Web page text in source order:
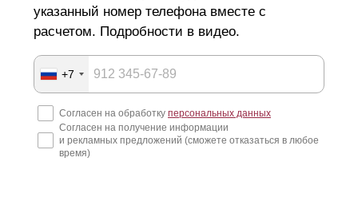
указанный номер телефона вместе с
расчетом. Подробности в видео.
+7
Согласен на обработку персональных данных
Согласен на получение информации
и рекламных предложений (сможете отказаться в любое
время)